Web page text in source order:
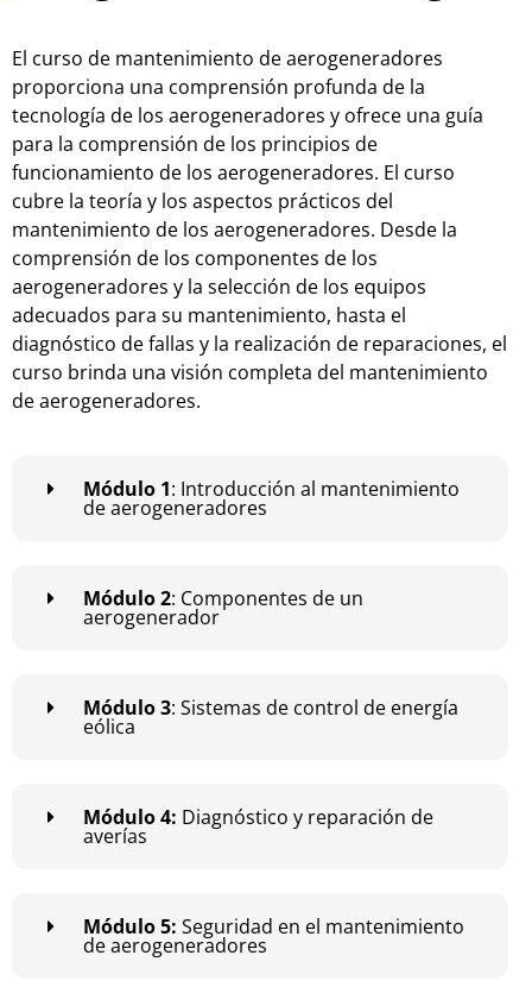
El curso de mantenimiento deaerogeneradores
proporciona una comprensión profunda de la
tecnología de los aerogeneradores y ofrece una guía
para la comprensión de los principios de
funcionamiento de los aerogeneradores. El curso
cubre la teoría y los aspectos prácticos del
mantenimiento de los aerogeneradores. Desde la
comprensión de los componentes de los
aerogeneradores y la selección de los equipos
adecuados para su mantenimiento, hasta el
diagnóstico defallas y la realización de reparaciones, el
curso brinda una visión completa del mantenimiento
deaerogeneradores.
Módulo 1: Introducción al mantenimiento
de aerogeneradores
Módulo 2: Componentes de un
aerogenerador
Módulo 3: Sistemas de control de energía
eólica
Módulo 4: Diagnóstico y reparación de
averías
Módulo 5: Seguridad en el mantenimiento
de aerogeneradores